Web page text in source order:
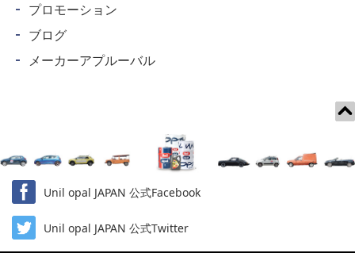
プロモーション
ブログ
メーカーアプルーバル
Unil opal JAPAN 公式Facebook
Unil opal JAPAN 公式Twitter